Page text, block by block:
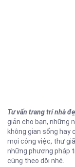
Tư vấn trang trí nhà
giản cho bạn, những
không gian sống
mọi công việc, thư
những phương pháp
cùng theo dõi nhé.